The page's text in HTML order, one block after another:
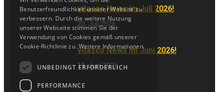
vitasco News im Juli 2026!
20. Juli 2026
vitasco News im Juni 2026!
19. Juni 2026
Benutzerfreundlichkeit unserer Website zu
verbessern. Durch die weitere Nutzung
unserer Webseite stimmen Sie der
Verwendung von Cookies gemäß unserer
Cookie-Richtlinie zu. Weitere Informationen
UNBEDINGT ERFORDERLICH
PERFORMANCE